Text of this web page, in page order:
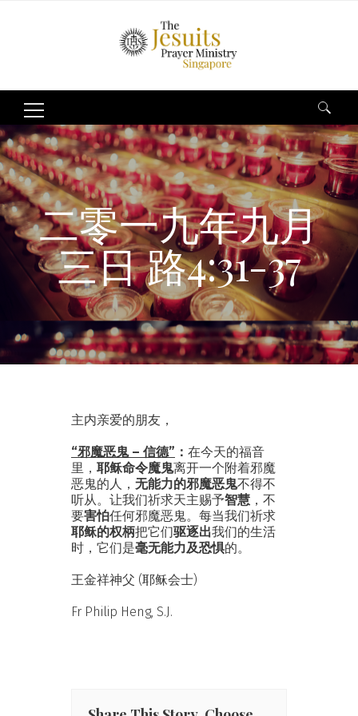
Search
for:
二零一九年九月
三日 路4:31-37
主内亲爱的朋友，
“邪魔恶鬼 – 信德” ： 在今天的福音
里， 耶稣命令魔鬼离开一个附着邪魔
恶鬼的人， 无能力的邪魔恶鬼不得不
听从。让我们祈求天主赐予智慧 ，不
要害怕任何邪魔恶鬼。每当我们祈求
耶稣的权柄把它们驱逐出我们的生活
时，它们是毫无能力及恐惧的。
王金祥神父 (耶稣会士)
Fr Philip Heng, S.J.